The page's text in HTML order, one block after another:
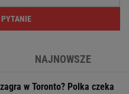
NAJNOWSZE
w Toronto? Polka czeka